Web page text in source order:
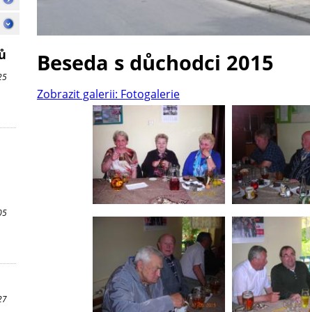
Beseda s důchodci 2015
Zobrazit galerii: Fotogalerie